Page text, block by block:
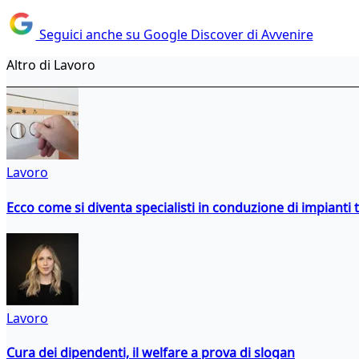
Seguici anche su Google Discover di Avvenire
Altro di Lavoro
Lavoro
Ecco come si diventa specialisti in conduzione di impianti
Lavoro
Cura dei dipendenti, il welfare a prova di slogan